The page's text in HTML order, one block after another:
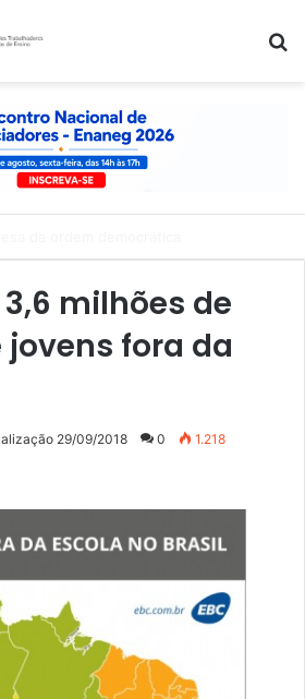
milhões de
fora da
29/09/2018 0 1.218